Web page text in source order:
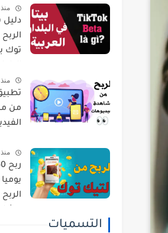
بيب
فيديو
دليل
توك
من
فيديو
التسميات